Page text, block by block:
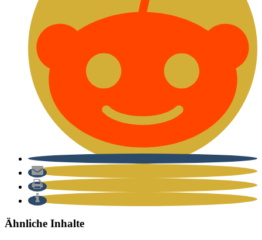
Ähnliche Inhalte